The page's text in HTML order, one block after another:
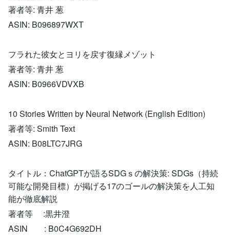
著者等: 青井 葱
ASIN: B096897WXT
フラれた彼女とヨリを戻す復縁メゾット
著者等: 青井 葱
ASIN: B0966VDVXB
10 Stories Written by Neural Network (English Edition)
著者等: Smith Text
ASIN: B08LTC7JRG
タイトル：ChatGPTが語るSDGｓの解決策: SDGs（持続
可能な開発目標）が掲げる17のゴールの解決策を人工知
能が徹底解説
著者等 :黒井澄
ASIN : B0C4G692DH